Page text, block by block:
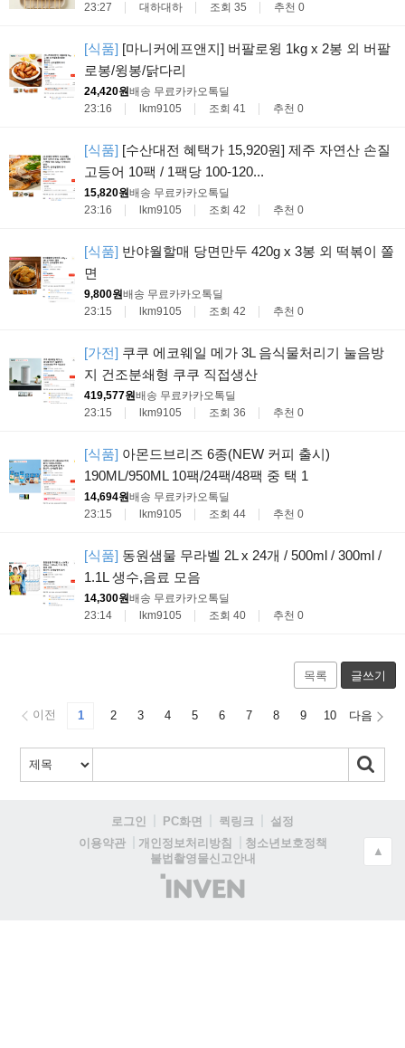
23:27
대하대하 조회 35 추천 0
[식품] [마니커에프앤지] 버팔로윙 1kg x 2봉 외 버팔
로봉/윙봉/닭다리
24,420원배송 무료카카오톡딜
23:16
lkm9105 조회 41 추천 0
[식품] [수산대전 혜택가 15,920원] 제주 자연산 손질
고등어 10팩 / 1팩당 100-120...
15,820원배송 무료카카오톡딜
23:16
lkm9105 조회 42 추천 0
[식품] 반야월할매 당면만두 420g x 3봉 외 떡볶이 쫄
면
9,800원배송 무료카카오톡딜
23:15
lkm9105 조회 42 추천 0
[가전] 쿠쿠 에코웨일 메가 3L 음식물처리기 눌음방
지 건조분쇄형 쿠쿠 직접생산
419,577원배송 무료카카오톡딜
23:15
lkm9105 조회 36 추천 0
[식품] 아몬드브리즈 6종(NEW 커피 출시)
190ML/950ML 10팩/24팩/48팩 중 택 1
14,694원배송 무료카카오톡딜
23:15
lkm9105 조회 44 추천 0
[식품] 동원샘물 무라벨 2L x 24개 / 500ml / 300ml /
1.1L 생수,음료 모음
14,300원배송 무료카카오톡딜
23:14
lkm9105 조회 40 추천 0
목록 글쓰기
이전 1 2 3 4 5 6 7 8 9 10 다음
로그인 PC화면 퀵링크
설정
이용약관
개인정보처리방침
청소년보호정책
불법촬영물신고안내
(주)
인
▲